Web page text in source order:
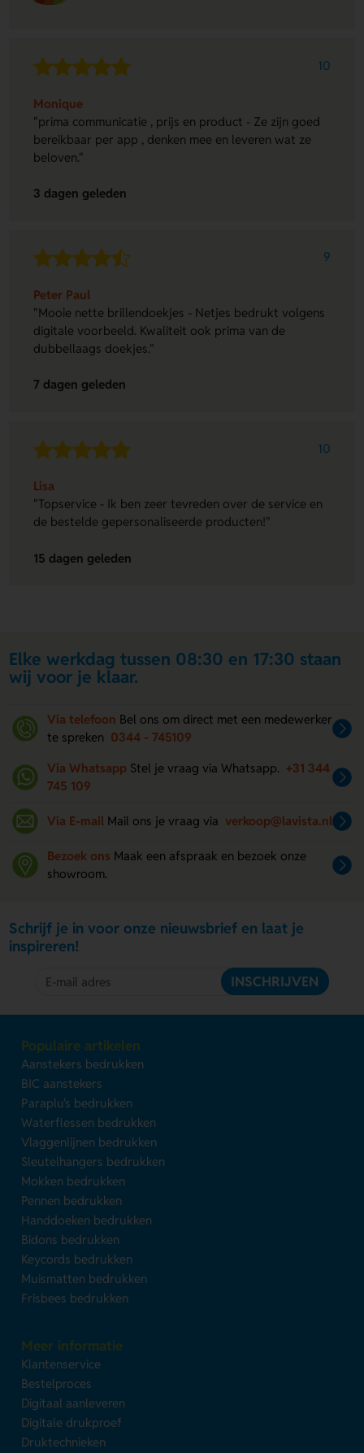
10
Monique
"prima communicatie , prijs en product - Ze zijn goed
bereikbaar per app , denken mee en leveren wat ze
beloven."
3 dagen geleden
9
Peter Paul
"Mooie nette brillendoekjes - Netjes bedrukt volgens
digitale voorbeeld. Kwaliteit ook prima van de
dubbellaags doekjes."
7 dagen geleden
10
Lisa
"Topservice - Ik ben zeer tevreden over de service en
de bestelde gepersonaliseerde producten!"
15 dagen geleden
Elke werkdag tussen 08:30 en 17:30 staan
wij voor je klaar.
Via telefoon Bel ons om direct met een medewerker
te spreken 0344 - 745109
Via Whatsapp Stel je vraag via Whatsapp. +31 344
745 109
Via E-mail Mail ons je vraag via verkoop@lavista.nl
Bezoek ons Maak een afspraak en bezoek onze
showroom.
Schrijf je in voor onze nieuwsbrief en laat je
inspireren!
INSCHRIJVEN
Populaire artikelen
Aanstekers bedrukken
BIC aanstekers
Paraplu's bedrukken
Waterflessen bedrukken
Vlaggenlijnen bedrukken
Sleutelhangers bedrukken
Mokken bedrukken
Pennen bedrukken
Handdoeken bedrukken
Bidons bedrukken
Keycords bedrukken
Muismatten bedrukken
Frisbees bedrukken
Meer informatie
Klantenservice
Bestelproces
Digitaal aanleveren
Digitale drukproef
Druktechnieken